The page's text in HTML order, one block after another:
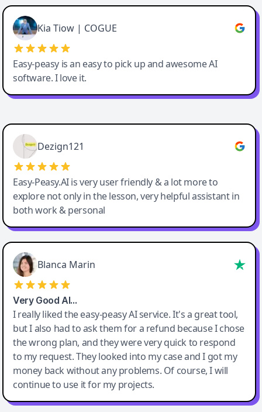
Cody Crabb
Great service, Best AI tool
Kia Tiow | COGUE
Easy-peasy is an easy to pick up and awesome AI
software. I love it.
Easy-Peasy AI
Dezign121
Easy-Peasy.AI is very user friendly & a lot more to
explore not only in the lesson, very helpful assistant in
both work & personal
Blanca Marin
Very Good AI…
I really liked the easy-peasy AI service. It's a great tool,
but I also had to ask them for a refund because I chose
the wrong plan, and they were very quick to respond
to my request. They looked into my case and I got my
money back without any problems. Of course, I will
continue to use it for my projects.